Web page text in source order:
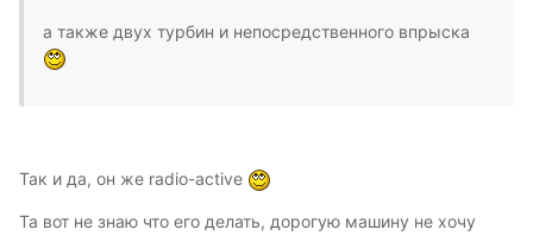
а также двух турбин и непосредственного впрыска
Так и да, он же radio-active
Та вот не знаю что его делать, дорогую машину не хочу